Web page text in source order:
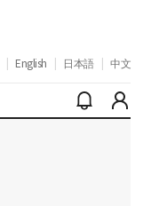
English 日本語 中文